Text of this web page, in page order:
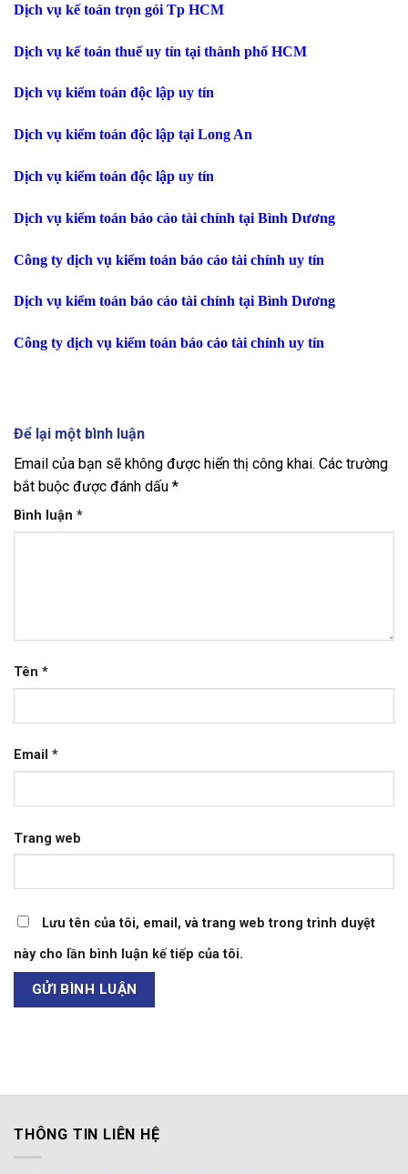
Dịch vụ kế toán trọn gói Tp HCM
Dịch vụ kế toán thuế uy tín tại thành phố HCM
Dịch vụ kiểm toán độc lập uy tín
Dịch vụ kiểm toán độc lập tại Long An
Dịch vụ kiểm toán độc lập uy tín
Dịch vụ kiểm toán báo cáo tài chính tại Bình Dương
Công ty dịch vụ kiểm toán báo cáo tài chính uy tín
Dịch vụ kiểm toán báo cáo tài chính tại Bình Dương
Công ty dịch vụ kiểm toán báo cáo tài chính uy tín
Để lại một bình luận
Email của bạn sẽ không được hiển thị công khai. Các trường
bắt buộc được đánh dấu *
Bình luận *
Tên *
Email *
Trang web
Lưu tên của tôi, email, và trang web trong trình duyệt
này cho lần bình luận kế tiếp của tôi.
THÔNG TIN LIÊN HỆ